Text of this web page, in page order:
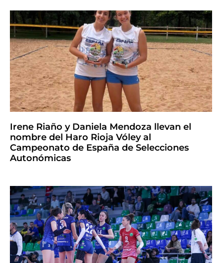
Irene Riaño y Daniela Mendoza llevan el
nombre del Haro Rioja Vóley al
Campeonato de España de Selecciones
Autonómicas